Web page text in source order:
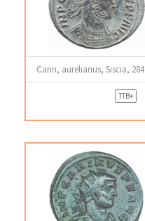
Carin, aurelianus, Siscia, 284
TTB+